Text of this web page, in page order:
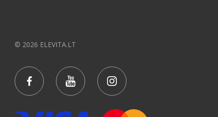
© 2026 ELEVITA.LT